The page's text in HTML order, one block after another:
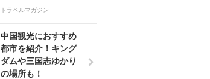
トラベルマガジン
中国観光におすすめ
都市を紹介！キング
ダムや三国志ゆかり
の場所も！